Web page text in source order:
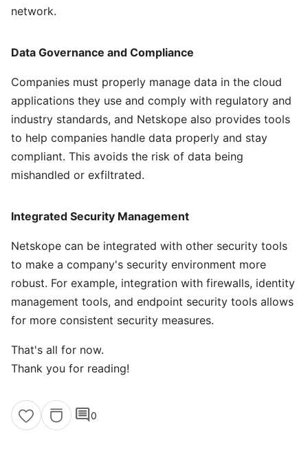
network.
Data Governance and Compliance
Companies must properly manage data in the cloud
applications they use and comply with regulatory and
industry standards, and Netskope also provides tools
to help companies handle data properly and stay
compliant. This avoids the risk of data being
mishandled or exfiltrated.
Integrated Security Management
Netskope can be integrated with other security tools
to make a company's security environment more
robust. For example, integration with firewalls, identity
management tools, and endpoint security tools allows
for more consistent security measures.
That's all for now.
Thank you for reading!
comment0